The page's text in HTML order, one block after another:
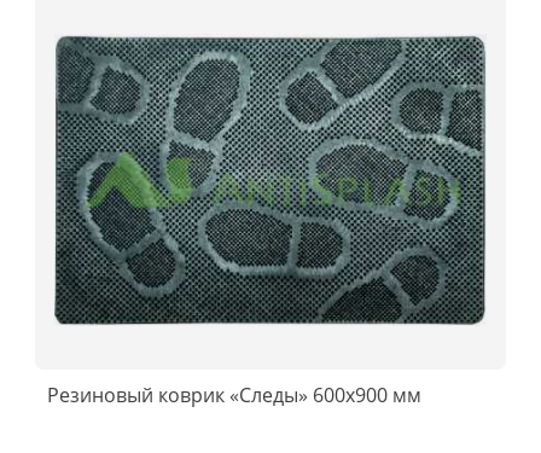
Резиновый коврик «Следы» 600x900 мм